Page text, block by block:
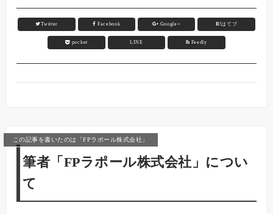
Twitter Facebook Google+ B!はてブ
pocket LINE Feedly
この記事を書いたのは「FPラポール株式会社」
筆者「FPラポール株式会社」につい
て